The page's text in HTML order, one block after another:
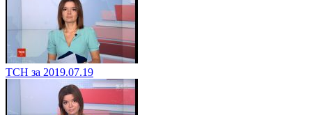
ТСН за 2019.07.19